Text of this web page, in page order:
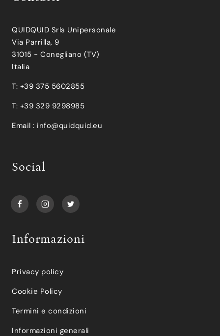
QUIDQUID Srls Unipersonale
Via Parrilla, 9
31015 - Conegliano (TV)
Italia
T: +39 375 5602855
T: +39 329 9298985
Email : info@quidquid.eu
Social
Informazioni
Privacy policy
Cookie Policy
Termini e condizioni
Informazioni generali